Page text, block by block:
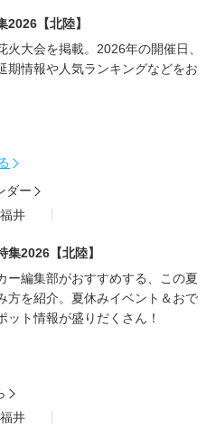
2026【北陸】
火大会を掲載。2026年の開催日、
期情報や人気ランキングなどをお
ダー
福井
集2026【北陸】
ー編集部がおすすめする、この夏
方を紹介。夏休みイベント＆おで
ット情報が盛りだくさん！
福井